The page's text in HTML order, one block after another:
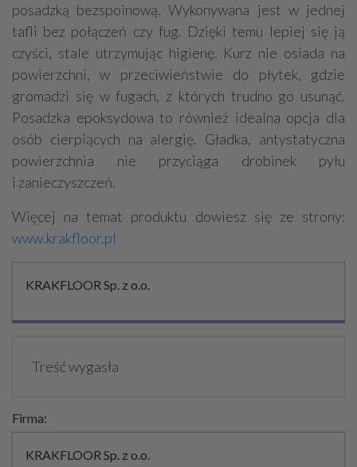
posadzką bezspoinową. Wykonywana jest w jednej
tafli bez połączeń czy fug. Dzięki temu lepiej się ją
czyści, stale utrzymując higienę. Kurz nie osiada na
powierzchni, w przeciwieństwie do płytek, gdzie
gromadzi się w fugach, z których trudno go usunąć.
Posadzka epoksydowa to również idealna opcja dla
osób cierpiących na alergię. Gładka, antystatyczna
powierzchnia nie przyciąga drobinek pyłu
i zanieczyszczeń.
Więcej na temat produktu dowiesz się ze strony:
www.krakfloor.pl
KRAKFLOOR Sp. z o.o.
Treść wygasła
Firma:
KRAKFLOOR Sp. z o.o.